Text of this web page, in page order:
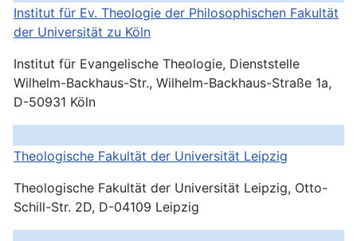
Institut für Ev. Theologie der Philosophischen Fakultät
der Universität zu Köln
Institut für Evangelische Theologie, Dienststelle
Wilhelm-Backhaus-Str., Wilhelm-Backhaus-Straße 1a,
D-50931 Köln
Theologische Fakultät der Universität Leipzig
Theologische Fakultät der Universität Leipzig, Otto-
Schill-Str. 2D, D-04109 Leipzig